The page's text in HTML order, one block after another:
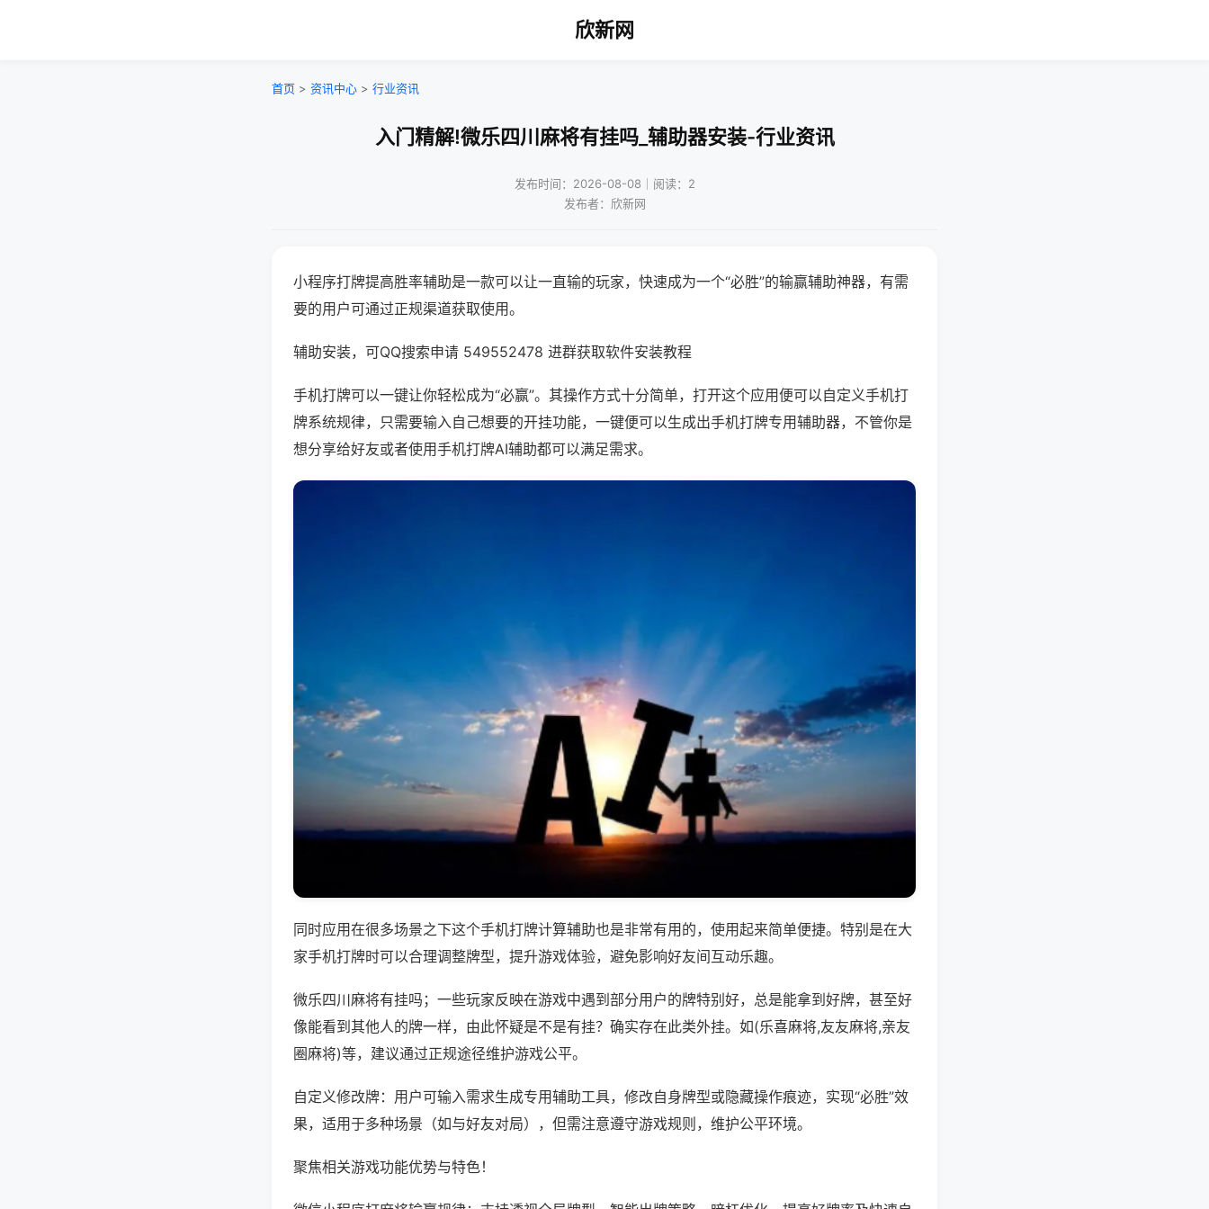
欣新网
首页 > 资讯中心 > 行业资讯
入门精解!微乐四川麻将有挂吗_辅助器安装-行业资讯
发布时间：2026-08-08｜阅读：2
发布者：欣新网
小程序打牌提高胜率辅助是一款可以让一直输的玩家，快速成为一个“必胜”的输赢辅助神器，有需
要的用户可通过正规渠道获取使用。
辅助安装，可QQ搜索申请 549552478 进群获取软件安装教程
手机打牌可以一键让你轻松成为“必赢”。其操作方式十分简单，打开这个应用便可以自定义手机打
牌系统规律，只需要输入自己想要的开挂功能，一键便可以生成出手机打牌专用辅助器，不管你是
想分享给好友或者使用手机打牌AI辅助都可以满足需求。
同时应用在很多场景之下这个手机打牌计算辅助也是非常有用的，使用起来简单便捷。特别是在大
家手机打牌时可以合理调整牌型，提升游戏体验，避免影响好友间互动乐趣。
微乐四川麻将有挂吗；一些玩家反映在游戏中遇到部分用户的牌特别好，总是能拿到好牌，甚至好
像能看到其他人的牌一样，由此怀疑是不是有挂？确实存在此类外挂。如(乐喜麻将,友友麻将,亲友
圈麻将)等，建议通过正规途径维护游戏公平。
自定义修改牌：用户可输入需求生成专用辅助工具，修改自身牌型或隐藏操作痕迹，实现“必胜”效
果，适用于多种场景（如与好友对局），但需注意遵守游戏规则，维护公平环境。
聚焦相关游戏功能优势与特色！